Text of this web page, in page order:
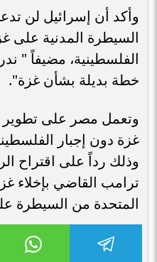
وأكد أن إسرائيل لن
السيطرة المدنية
الفلسطينية، مضيفاً "
خطة بديلة بشأن غزة".
وتعمل مصر على تطوير
غزة دون إجبار
وذلك رداً على اقتراح
ترامب القاضي بإخلاء
المتحدة من السيطرة